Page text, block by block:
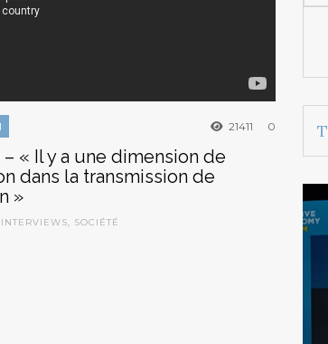
21411 0
« Il y a une dimension de
dans la transmission de
»
INTERVIEWS, SOCIÉTÉ